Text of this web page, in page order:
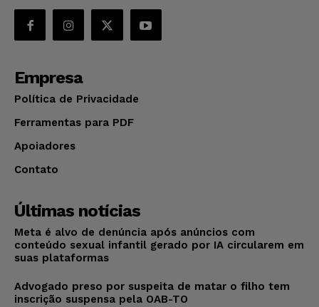
Empresa
Política de Privacidade
Ferramentas para PDF
Apoiadores
Contato
Últimas notícias
Meta é alvo de denúncia após anúncios com
conteúdo sexual infantil gerado por IA circularem em
suas plataformas
Advogado preso por suspeita de matar o filho tem
inscrição suspensa pela OAB-TO